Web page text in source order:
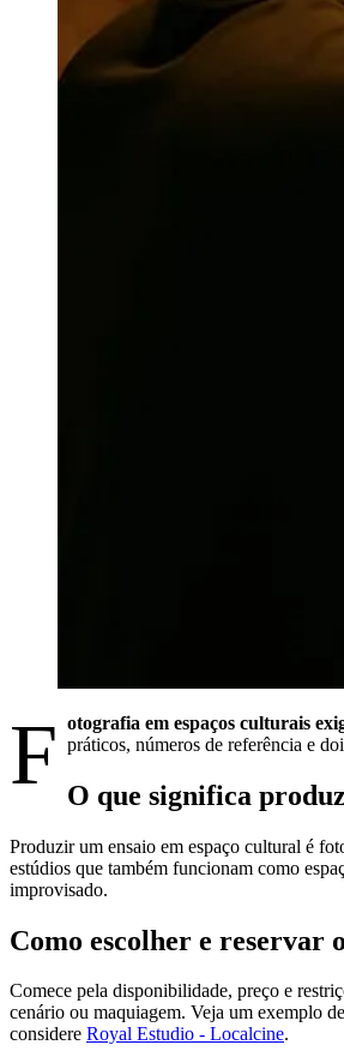
F otografia em espaços culturais
práticos, números de referência e
O que significa
Produzir um ensaio em espaço cultural é
estúdios que também funcionam como
improvisado.
Como escolher e reservar
Comece pela disponibilidade, preço e
cenário ou maquiagem. Veja um exemplo
considere Royal Estudio - Localcine.